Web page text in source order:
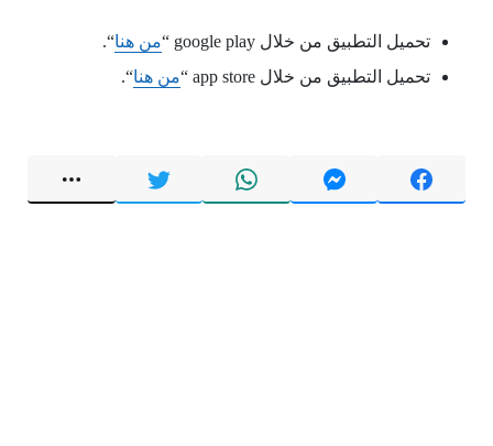
تحميل التطبيق من خلال google play “ من هنا“.
تحميل التطبيق من خلال app store “
من هنا“.